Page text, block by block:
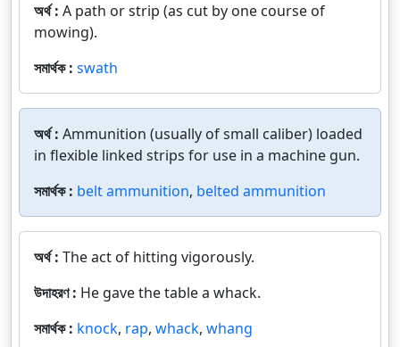
অর্থ : A path or strip (as cut by one course of
mowing).
সমার্থক : swath
অর্থ : Ammunition (usually of small caliber) loaded
in flexible linked strips for use in a machine gun.
সমার্থক : belt ammunition, belted ammunition
অর্থ : The act of hitting vigorously.
উদাহরণ : He gave the table a whack.
সমার্থক : knock, rap, whack, whang